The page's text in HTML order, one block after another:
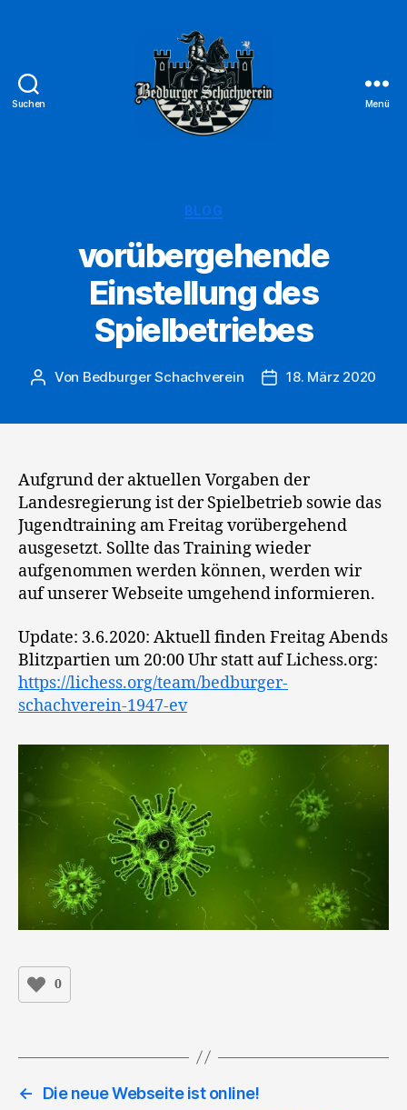
Suchen
e.V.
Menü
Kategorien
BLOG
vorübergehende
Einstellung des
Spielbetriebes
Beitragsautor
Von Bedburger Schachverein 18. März 2020
Aufgrund der aktuellen Vorgaben der
Landesregierung ist der Spielbetrieb sowie das
Jugendtraining am Freitag vorübergehend
ausgesetzt. Sollte das Training wieder
aufgenommen werden können, werden wir
auf unserer Webseite umgehend informieren.
Update: 3.6.2020: Aktuell finden Freitag Abends
Blitzpartien um 20:00 Uhr statt auf Lichess.org:
https://lichess.org/team/bedburger-
schachverein-1947-ev
0
←
Die neue Webseite ist online!